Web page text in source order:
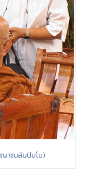
ญาณสัมปันโน)